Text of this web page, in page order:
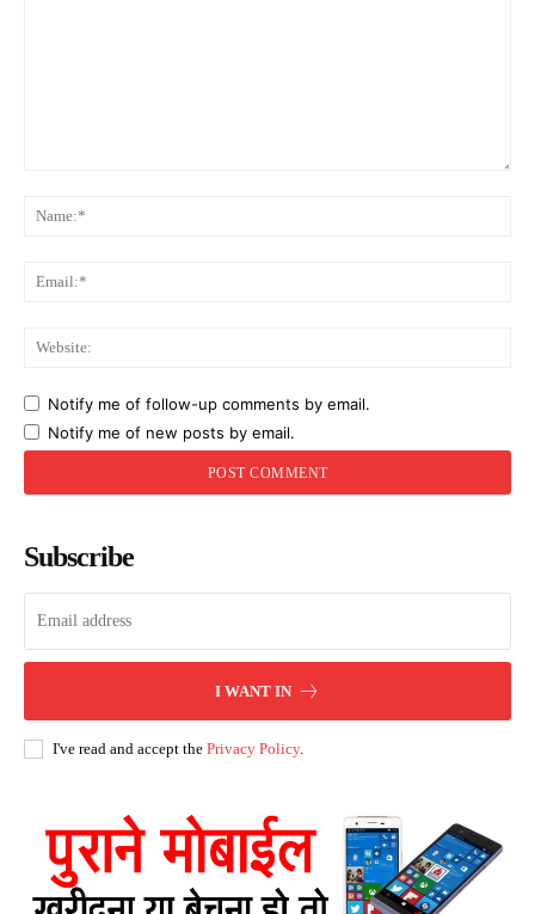
Notify me of follow-up comments by email.
Notify me of new posts by email.
Subscribe
I WANT IN
I've read and accept the Privacy Policy.